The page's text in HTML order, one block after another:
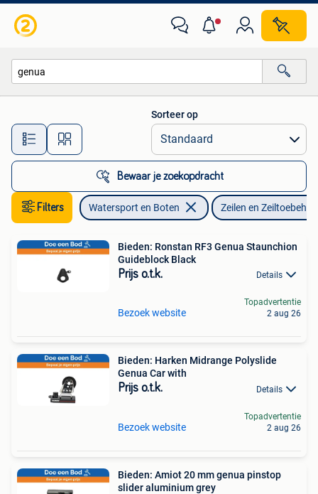
Alle afstanden…
Sorteer op
Bewaar je zoekopdracht
Filters Watersport en Boten Zeilen en
Bieden: Ronstan RF3 Genua Staunchion
Guideblock Black
Prijs o.t.k. Details
Bezoek website
Topadvertentie
2 aug 26
Bieden: Harken Midrange Polyslide
Genua Car with
Prijs o.t.k. Details
Bezoek website
Topadvertentie
2 aug 26
Bieden: Amiot 20 mm genua pinstop
slider aluminium grey